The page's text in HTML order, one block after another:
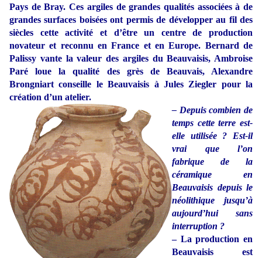
Pays de Bray. Ces argiles de grandes qualités associées à de
grandes surfaces boisées ont permis de développer au fil des
siècles cette activité et d’être un centre de production
novateur et reconnu en France et en Europe. Bernard de
Palissy vante la valeur des argiles du Beauvaisis, Ambroise
Paré loue la qualité des grès de Beauvais, Alexandre
Brongniart conseille le Beauvaisis à Jules Ziegler pour la
création d’un atelier.
– Depuis combien de
temps cette terre est-
elle utilisée ? Est-il
vrai que l’on
fabrique de la
céramique en
Beauvaisis depuis le
néolithique jusqu’à
aujourd’hui sans
interruption ?
– La production en
Beauvaisis est